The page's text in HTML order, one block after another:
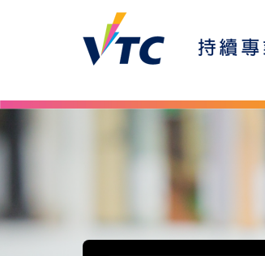
Skip to main content